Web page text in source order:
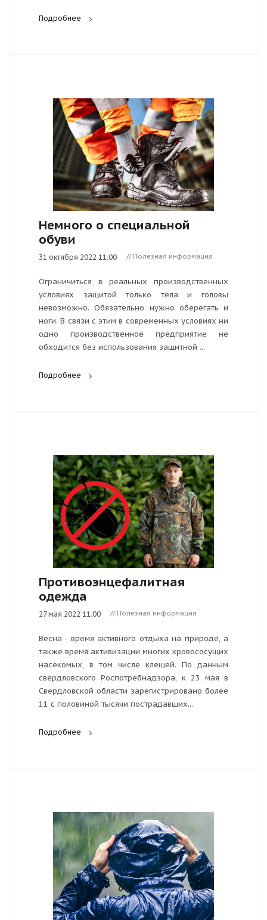
Подробнее
Немного о специальной
обуви
31 октября 2022 11:00 // Полезная информация
Ограничиться в реальных производственных
условиях защитой только тела и головы
невозможно. Обязательно нужно оберегать и
ноги. В связи с этим в современных условиях ни
одно производственное предприятие не
обходится без использования защитной ...
Подробнее
Противоэнцефалитная
одежда
27 мая 2022 11:00 // Полезная информация
Весна - время активного отдыха на природе, а
также время активизации многих кровососущих
насекомых, в том числе клещей. По данным
свердловского Роспотребнадзора, к 23 мая в
Свердловской области зарегистрировано более
11 с половиной тысячи пострадавших...
Подробнее